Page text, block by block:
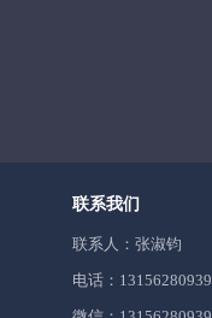
联系我们
联系人：张淑钧
电话：13156280939